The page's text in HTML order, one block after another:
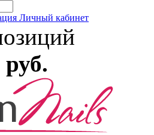
Личный кабинет
руб.